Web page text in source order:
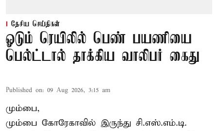
தேசிய செய்திகள்
ஓடும் ரெயிலில் பெண் பயணியை
பெல்ட்டால் தாக்கிய வாலிபர் கைது
Published on: 09 Aug 2026, 3:15 am
மும்பை,
மும்பை கோரேகாவில் இருந்து சி.எஸ்.எம்.டி.